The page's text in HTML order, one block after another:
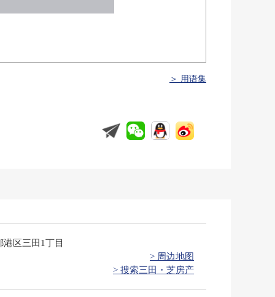
＞ 用语集
港区三田1丁目
> 周边地图
> 搜索三田・芝房产